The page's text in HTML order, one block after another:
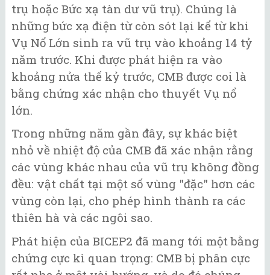
trụ hoặc Bức xạ tàn dư vũ trụ). Chúng là
những bức xạ điện từ còn sót lại kể từ khi
Vụ Nổ Lớn sinh ra vũ trụ vào khoảng 14 tỷ
năm trước. Khi được phát hiện ra vào
khoảng nửa thế kỷ trước, CMB được coi là
bằng chứng xác nhận cho thuyết Vụ nổ
lớn.
Trong những năm gần đây, sự khác biệt
nhỏ về nhiệt độ của CMB đã xác nhận rằng
các vùng khác nhau của vũ trụ không đồng
đều: vật chất tại một số vùng "đặc" hơn các
vùng còn lại, cho phép hình thành ra các
thiên hà và các ngôi sao.
Phát hiện của BICEP2 đã mang tới một bằng
chứng cực kì quan trọng: CMB bị phân cực